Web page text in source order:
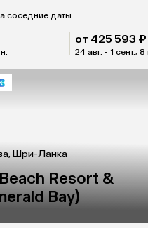
соседние даты
от 425 593 ₽
24 авг. - 1 сент., 8
Шри-Ланка
Resort &
Bay)